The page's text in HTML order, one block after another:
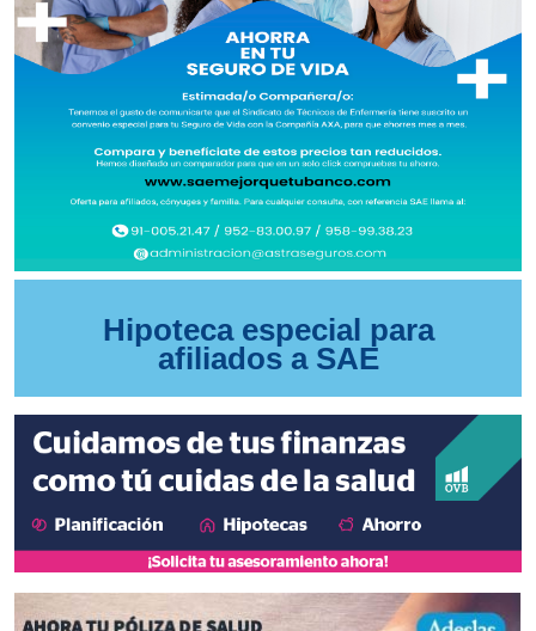
Hipoteca especial para
afiliados a SAE